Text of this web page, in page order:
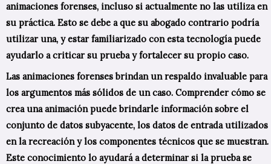
animaciones forenses, incluso si actualmente no las utiliza en
su práctica. Esto se debe a que su abogado contrario podría
utilizar una, y estar familiarizado con esta tecnología puede
ayudarlo a criticar su prueba y fortalecer su propio caso.
Las animaciones forenses brindan un respaldo invaluable para
los argumentos más sólidos de un caso. Comprender cómo se
crea una animación puede brindarle información sobre el
conjunto de datos subyacente, los datos de entrada utilizados
en la recreación y los componentes técnicos que se muestran.
Este conocimiento lo ayudará a determinar si la prueba se